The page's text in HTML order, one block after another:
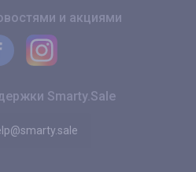
и акциями
Smarty.Sale